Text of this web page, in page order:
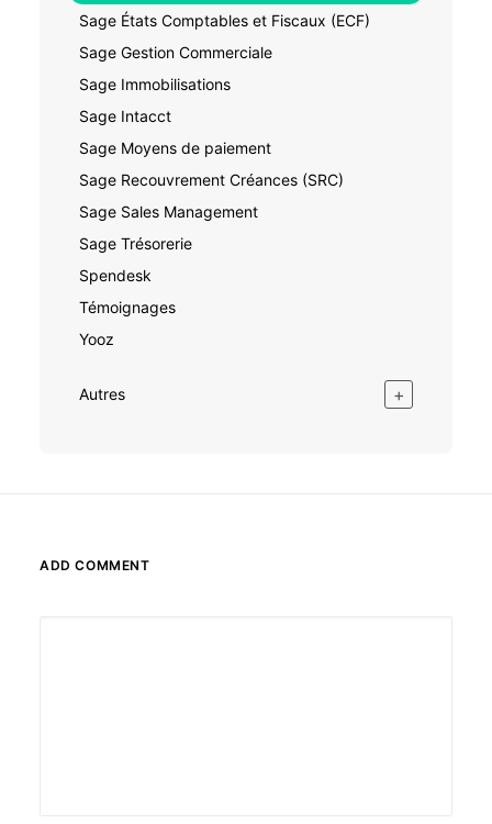
Sage États Comptables et Fiscaux (ECF)
Sage Gestion Commerciale
Sage Immobilisations
Sage Intacct
Sage Moyens de paiement
Sage Recouvrement Créances (SRC)
Sage Sales Management
Sage Trésorerie
Spendesk
Témoignages
Yooz
Autres +
ADD COMMENT